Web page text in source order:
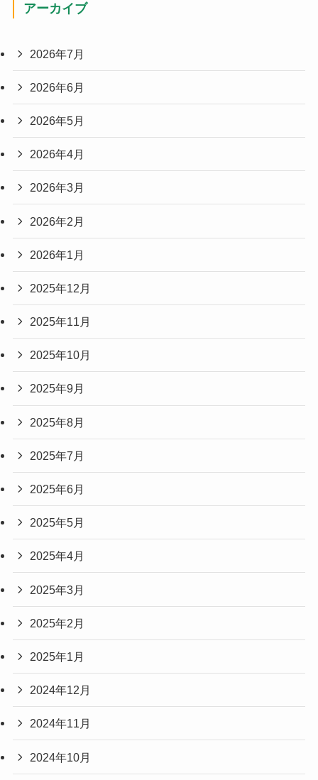
アーカイブ
2026年7月
2026年6月
2026年5月
2026年4月
2026年3月
2026年2月
2026年1月
2025年12月
2025年11月
2025年10月
2025年9月
2025年8月
2025年7月
2025年6月
2025年5月
2025年4月
2025年3月
2025年2月
2025年1月
2024年12月
2024年11月
2024年10月